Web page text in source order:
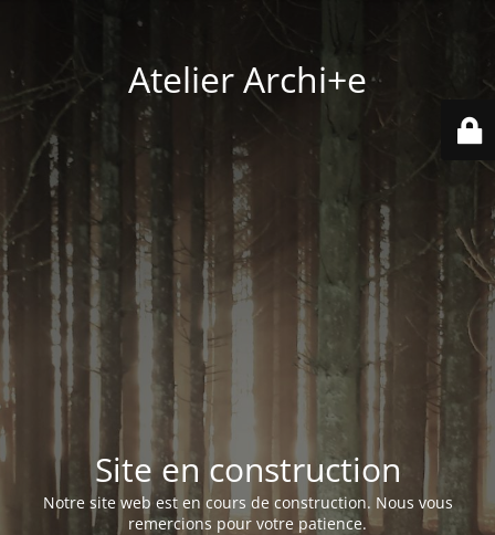
Atelier Archi+e
Site en construction
Notre site web est en cours de construction. Nous vous
remercions pour votre patience.